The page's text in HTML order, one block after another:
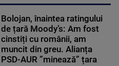
Bolojan, înaintea ratingului
de țară Moody’s: Am fost
cinstiți cu românii, am
muncit din greu. Alianța
PSD-AUR ”minează” țara